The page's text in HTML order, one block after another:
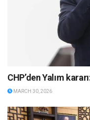
CHP’den Yalım
MARCH 30, 2026